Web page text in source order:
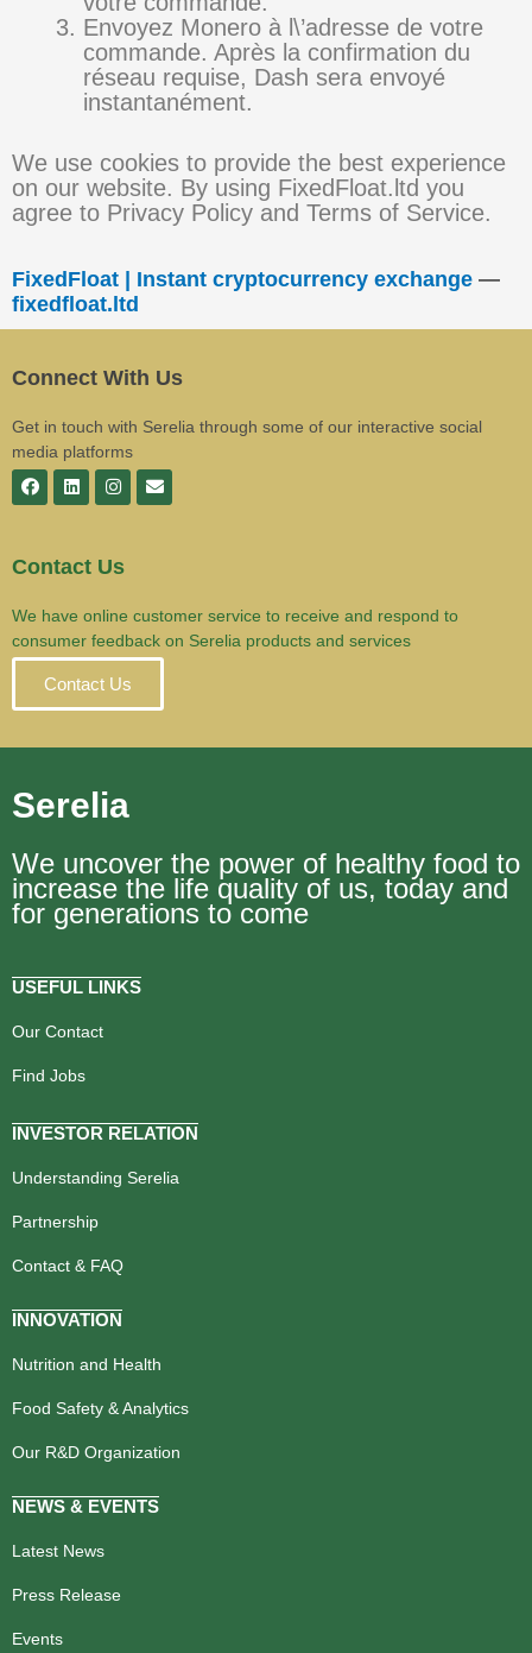
Envoyez Monero à l\’adresse de votre
commande. Après la confirmation du
réseau requise, Dash sera envoyé
instantanément.
We use cookies to provide the best experience
on our website. By using FixedFloat.ltd you
agree to Privacy Policy and Terms of Service.
FixedFloat | Instant cryptocurrency exchange —
fixedfloat.ltd
Connect With Us
Get in touch with Serelia through some of our interactive social
media platforms
Contact Us
We have online customer service to receive and respond to
consumer feedback on Serelia products and services
Contact Us
Serelia
We uncover the power of healthy food to
increase the life quality of us, today and
for generations to come
USEFUL LINKS
Our Contact
Find Jobs
INVESTOR RELATION
Understanding Serelia
Partnership
Contact & FAQ
INNOVATION
Nutrition and Health
Food Safety & Analytics
Our R&D Organization
NEWS & EVENTS
Latest News
Press Release
Events